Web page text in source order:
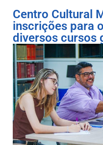
Centro Cultural
inscrições para
diversos cursos